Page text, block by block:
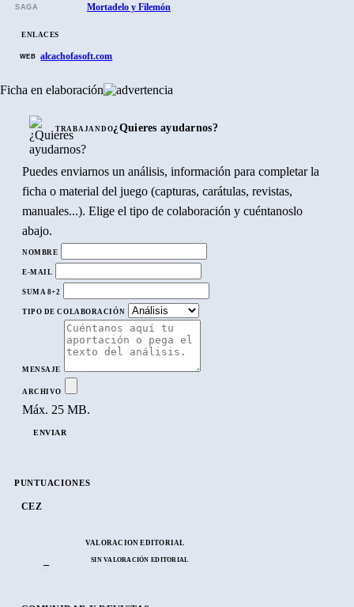
Ficha en elaboración
TRABAJANDO¿Quieres ayudarnos?
Puedes enviarnos un análisis, información para completar la
ficha o material del juego (capturas, carátulas, revistas,
manuales...). Elige el tipo de colaboración y cuéntanoslo
abajo.
NOMBRE
E-MAIL
SUMA 8+2
TIPO DE COLABORACIÓN
MENSAJE
ARCHIVO
Máx. 25 MB.
ENVIAR
PUNTUACIONES
CEZ
–
VALORACIÓN EDITORIAL
SIN VALORACIÓN EDITORIAL
SAGA Mortadelo y Filemón
ENLACES
WEB alcachofasoft.com